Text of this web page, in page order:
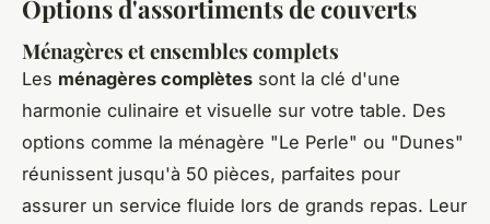
Options d'assortiments de couverts
Ménagères et ensembles complets
Les ménagères complètes sont la clé d'une
harmonie culinaire et visuelle sur votre table. Des
options comme la ménagère "Le Perle" ou "Dunes"
réunissent jusqu'à 50 pièces, parfaites pour
assurer un service fluide lors de grands repas. Leur